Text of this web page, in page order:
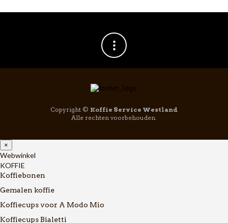
Copyright © Koffie Service Westland
Alle rechten voorbehouden.
×
Webwinkel
KOFFIE
Koffiebonen
Gemalen koffie
Koffiecups voor A Modo Mio
Koffiecups Bialetti